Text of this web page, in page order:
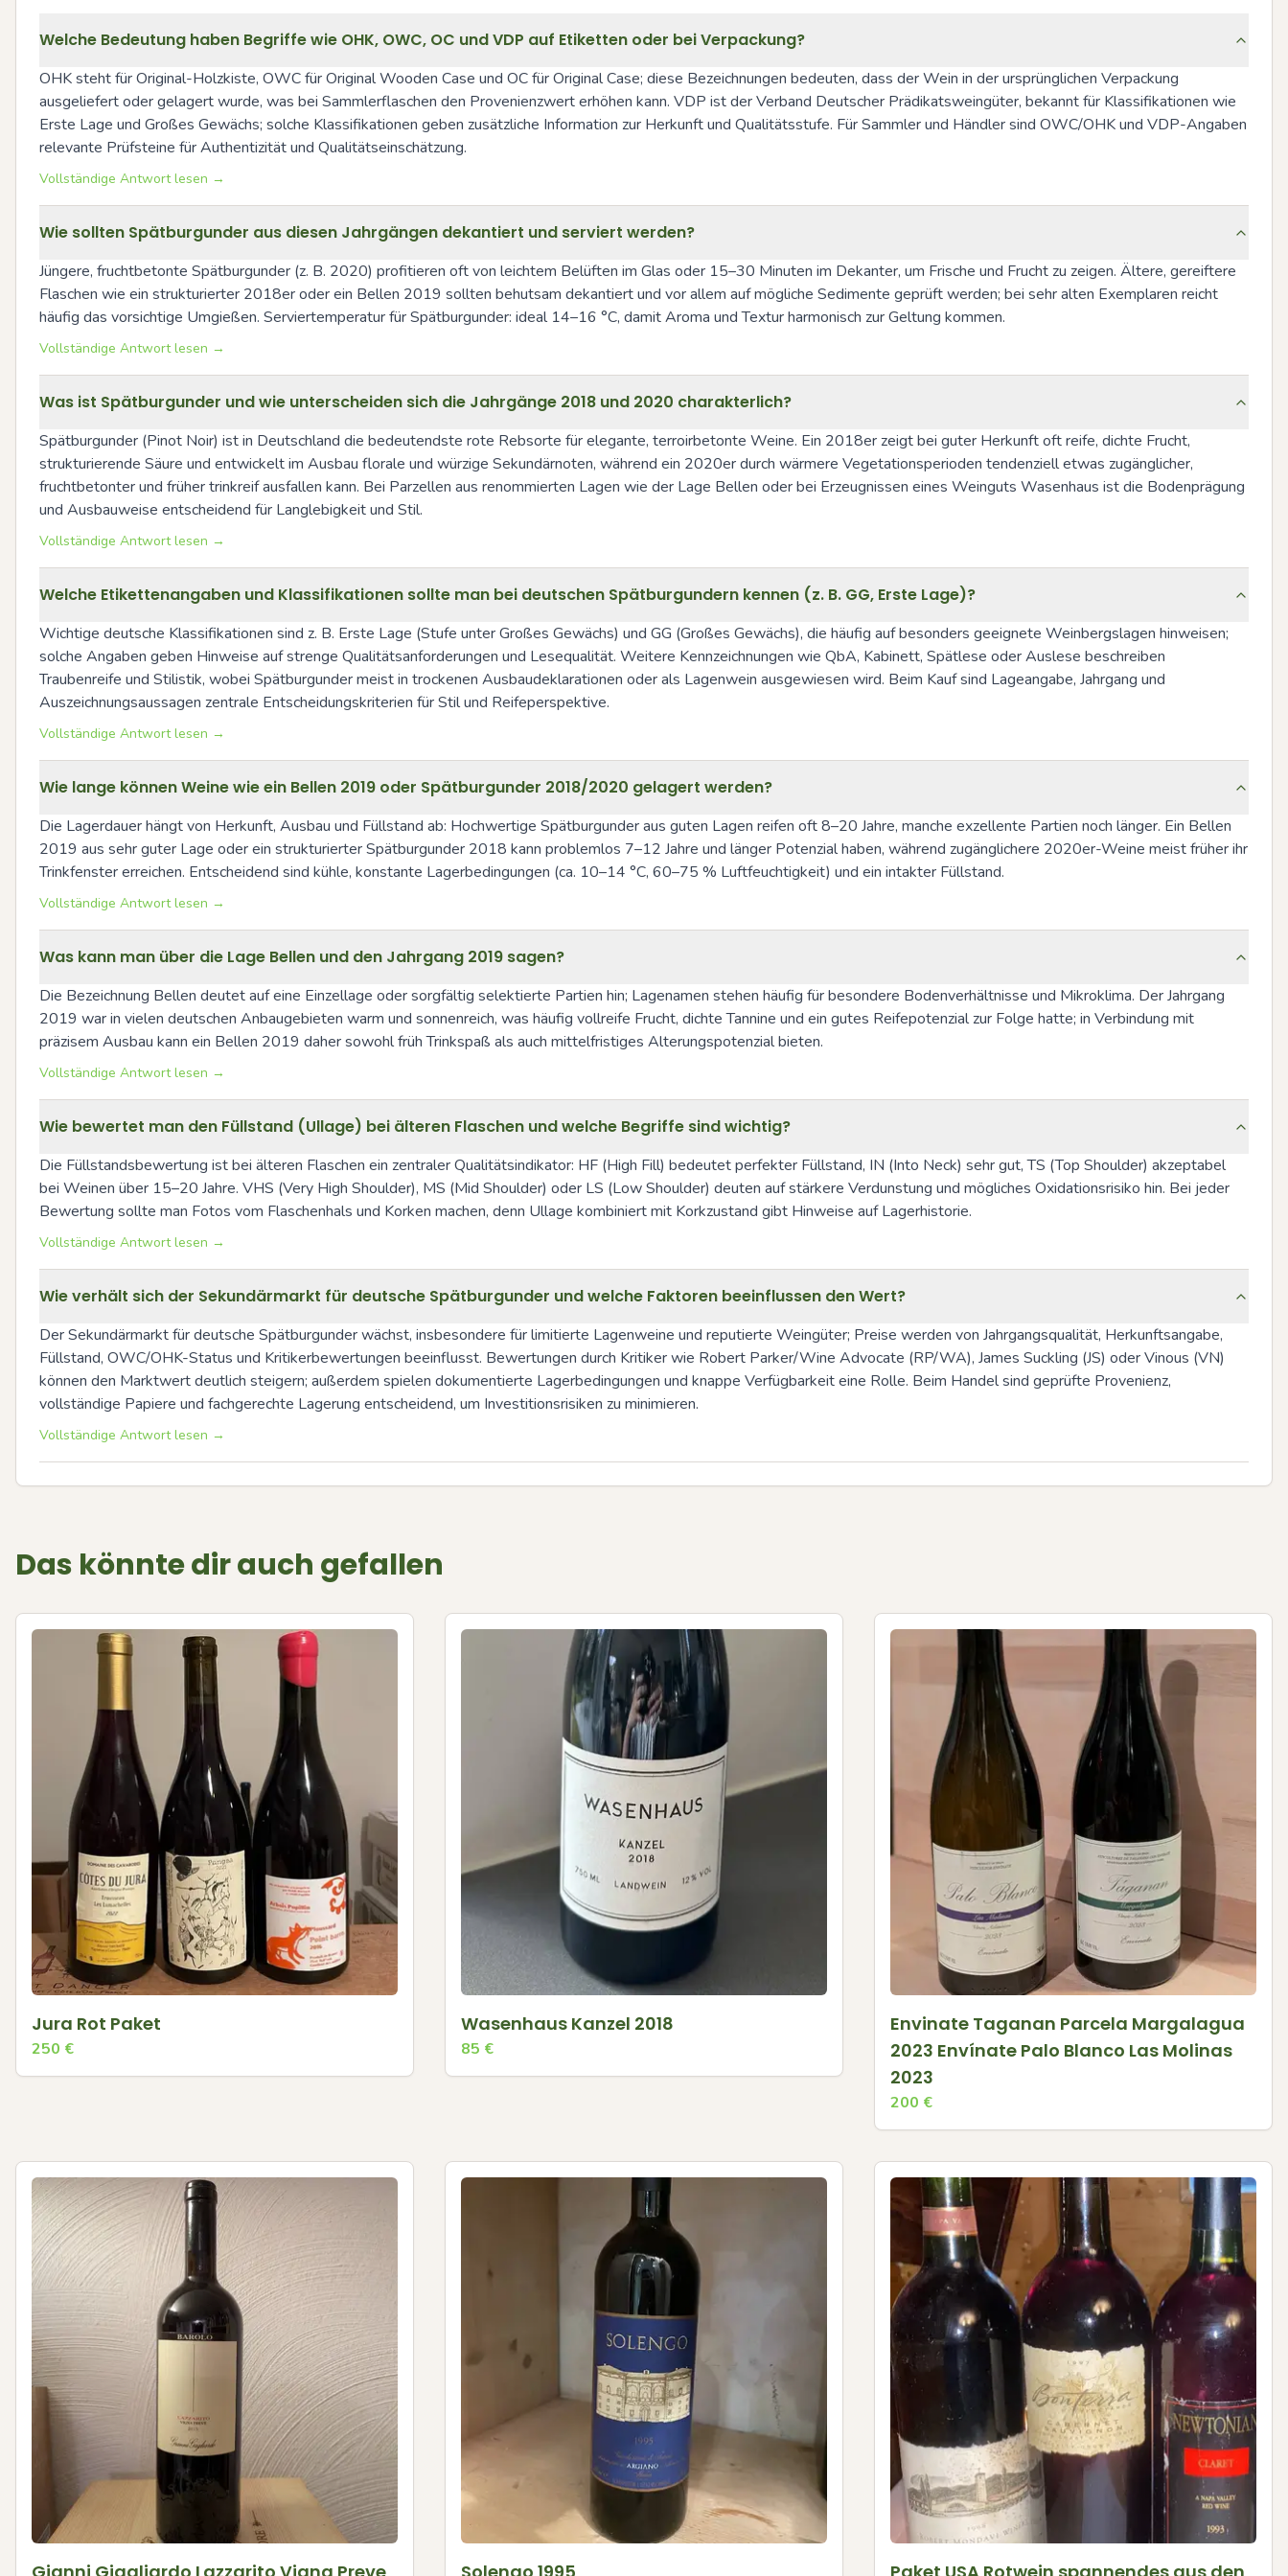
Welche Bedeutung haben Begriffe wie OHK, OWC, OC und VDP auf Etiketten oder bei Verpackung?
OHK steht für Original-Holzkiste, OWC für Original Wooden Case und OC für Original Case; diese Bezeichnungen bedeuten, dass der Wein in der ursprünglichen Verpackung
ausgeliefert oder gelagert wurde, was bei Sammlerflaschen den Provenienzwert erhöhen kann. VDP ist der Verband Deutscher Prädikatsweingüter, bekannt für Klassifikationen wie
Erste Lage und Großes Gewächs; solche Klassifikationen geben zusätzliche Information zur Herkunft und Qualitätsstufe. Für Sammler und Händler sind OWC/OHK und VDP-Angaben
relevante Prüfsteine für Authentizität und Qualitätseinschätzung.
Vollständige Antwort lesen →
Wie sollten Spätburgunder aus diesen Jahrgängen dekantiert und serviert werden?
Jüngere, fruchtbetonte Spätburgunder (z. B. 2020) profitieren oft von leichtem Belüften im Glas oder 15–30 Minuten im Dekanter, um Frische und Frucht zu zeigen. Ältere, gereiftere
Flaschen wie ein strukturierter 2018er oder ein Bellen 2019 sollten behutsam dekantiert und vor allem auf mögliche Sedimente geprüft werden; bei sehr alten Exemplaren reicht
häufig das vorsichtige Umgießen. Serviertemperatur für Spätburgunder: ideal 14–16 °C, damit Aroma und Textur harmonisch zur Geltung kommen.
Vollständige Antwort lesen →
Was ist Spätburgunder und wie unterscheiden sich die Jahrgänge 2018 und 2020 charakterlich?
Spätburgunder (Pinot Noir) ist in Deutschland die bedeutendste rote Rebsorte für elegante, terroirbetonte Weine. Ein 2018er zeigt bei guter Herkunft oft reife, dichte Frucht,
strukturierende Säure und entwickelt im Ausbau florale und würzige Sekundärnoten, während ein 2020er durch wärmere Vegetationsperioden tendenziell etwas zugänglicher,
fruchtbetonter und früher trinkreif ausfallen kann. Bei Parzellen aus renommierten Lagen wie der Lage Bellen oder bei Erzeugnissen eines Weinguts Wasenhaus ist die Bodenprägung
und Ausbauweise entscheidend für Langlebigkeit und Stil.
Vollständige Antwort lesen →
Welche Etikettenangaben und Klassifikationen sollte man bei deutschen Spätburgundern kennen (z. B. GG, Erste Lage)?
Wichtige deutsche Klassifikationen sind z. B. Erste Lage (Stufe unter Großes Gewächs) und GG (Großes Gewächs), die häufig auf besonders geeignete Weinbergslagen hinweisen;
solche Angaben geben Hinweise auf strenge Qualitätsanforderungen und Lesequalität. Weitere Kennzeichnungen wie QbA, Kabinett, Spätlese oder Auslese beschreiben
Traubenreife und Stilistik, wobei Spätburgunder meist in trockenen Ausbaudeklarationen oder als Lagenwein ausgewiesen wird. Beim Kauf sind Lageangabe, Jahrgang und
Auszeichnungsaussagen zentrale Entscheidungskriterien für Stil und Reifeperspektive.
Vollständige Antwort lesen →
Wie lange können Weine wie ein Bellen 2019 oder Spätburgunder 2018/2020 gelagert werden?
Die Lagerdauer hängt von Herkunft, Ausbau und Füllstand ab: Hochwertige Spätburgunder aus guten Lagen reifen oft 8–20 Jahre, manche exzellente Partien noch länger. Ein Bellen
2019 aus sehr guter Lage oder ein strukturierter Spätburgunder 2018 kann problemlos 7–12 Jahre und länger Potenzial haben, während zugänglichere 2020er-Weine meist früher ihr
Trinkfenster erreichen. Entscheidend sind kühle, konstante Lagerbedingungen (ca. 10–14 °C, 60–75 % Luftfeuchtigkeit) und ein intakter Füllstand.
Vollständige Antwort lesen →
Was kann man über die Lage Bellen und den Jahrgang 2019 sagen?
Die Bezeichnung Bellen deutet auf eine Einzellage oder sorgfältig selektierte Partien hin; Lagenamen stehen häufig für besondere Bodenverhältnisse und Mikroklima. Der Jahrgang
2019 war in vielen deutschen Anbaugebieten warm und sonnenreich, was häufig vollreife Frucht, dichte Tannine und ein gutes Reifepotenzial zur Folge hatte; in Verbindung mit
präzisem Ausbau kann ein Bellen 2019 daher sowohl früh Trinkspaß als auch mittelfristiges Alterungspotenzial bieten.
Vollständige Antwort lesen →
Wie bewertet man den Füllstand (Ullage) bei älteren Flaschen und welche Begriffe sind wichtig?
Die Füllstandsbewertung ist bei älteren Flaschen ein zentraler Qualitätsindikator: HF (High Fill) bedeutet perfekter Füllstand, IN (Into Neck) sehr gut, TS (Top Shoulder) akzeptabel
bei Weinen über 15–20 Jahre. VHS (Very High Shoulder), MS (Mid Shoulder) oder LS (Low Shoulder) deuten auf stärkere Verdunstung und mögliches Oxidationsrisiko hin. Bei jeder
Bewertung sollte man Fotos vom Flaschenhals und Korken machen, denn Ullage kombiniert mit Korkzustand gibt Hinweise auf Lagerhistorie.
Vollständige Antwort lesen →
Wie verhält sich der Sekundärmarkt für deutsche Spätburgunder und welche Faktoren beeinflussen den Wert?
Der Sekundärmarkt für deutsche Spätburgunder wächst, insbesondere für limitierte Lagenweine und reputierte Weingüter; Preise werden von Jahrgangsqualität, Herkunftsangabe,
Füllstand, OWC/OHK-Status und Kritikerbewertungen beeinflusst. Bewertungen durch Kritiker wie Robert Parker/Wine Advocate (RP/WA), James Suckling (JS) oder Vinous (VN)
können den Marktwert deutlich steigern; außerdem spielen dokumentierte Lagerbedingungen und knappe Verfügbarkeit eine Rolle. Beim Handel sind geprüfte Provenienz,
vollständige Papiere und fachgerechte Lagerung entscheidend, um Investitionsrisiken zu minimieren.
Vollständige Antwort lesen →
Das könnte dir auch gefallen
Jura Rot Paket
250 €
Wasenhaus Kanzel 2018
85 €
Envinate Taganan Parcela Margalagua
2023 Envínate Palo Blanco Las Molinas
2023
200 €